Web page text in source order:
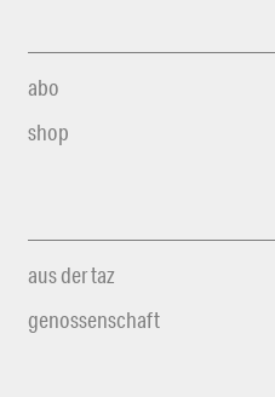
abo
shop
aus der taz
genossenschaft